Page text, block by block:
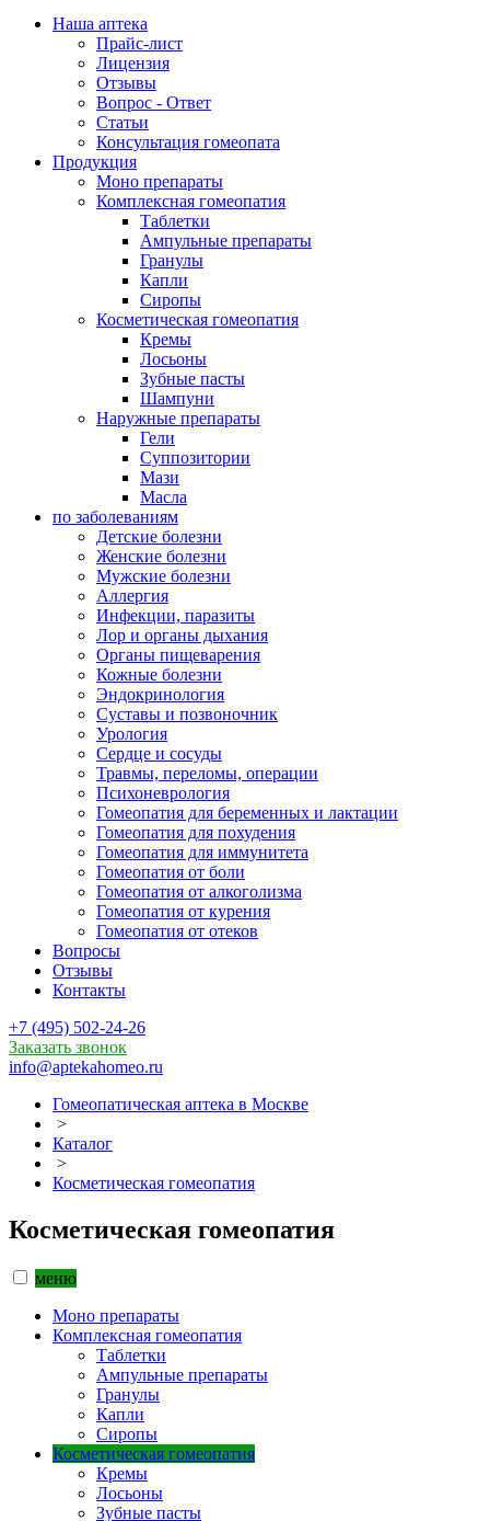
Наша аптека
Прайс-лист
Лицензия
Отзывы
Вопрос - Ответ
Статьи
Консультация гомеопата
Продукция
Моно препараты
Комплексная гомеопатия
Таблетки
Ампульные препараты
Гранулы
Капли
Сиропы
Косметическая гомеопатия
Кремы
Лосьоны
Зубные пасты
Шампуни
Наружные препараты
Гели
Суппозитории
Мази
Масла
по заболеваниям
Детские болезни
Женские болезни
Мужские болезни
Аллергия
Инфекции, паразиты
Лор и органы дыхания
Органы пищеварения
Кожные болезни
Эндокринология
Суставы и позвоночник
Урология
Сердце и сосуды
Травмы, переломы, операции
Психоневрология
Гомеопатия для беременных и лактации
Гомеопатия для похудения
Гомеопатия для иммунитета
Гомеопатия от боли
Гомеопатия от алкоголизма
Гомеопатия от курения
Гомеопатия от отеков
Вопросы
Отзывы
Контакты
+7 (495) 502-24-26
Заказать звонок
info@aptekahomeo.ru
Гомеопатическая аптека в Москве
>
Каталог
>
Косметическая гомеопатия
Косметическая гомеопатия
меню
Моно препараты
Комплексная гомеопатия
Таблетки
Ампульные препараты
Гранулы
Капли
Сиропы
Косметическая гомеопатия
Кремы
Лосьоны
Зубные пасты